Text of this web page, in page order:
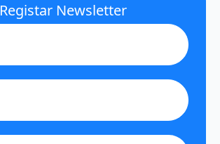
Registar Newsletter